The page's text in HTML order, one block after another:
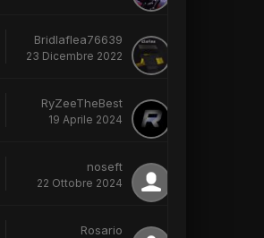
Bridlaflea76639
23 Dicembre 2022
RyZeeTheBest
19 Aprile 2024
noseft
22 Ottobre 2024
Rosario